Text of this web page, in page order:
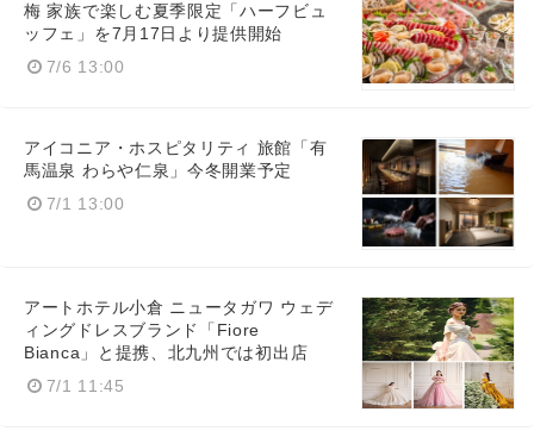
梅 家族で楽しむ夏季限定「ハーフビュ
ッフェ」を7月17日より提供開始
7/6 13:00
アイコニア・ホスピタリティ 旅館「有
馬温泉 わらや仁泉」今冬開業予定
7/1 13:00
アートホテル小倉 ニュータガワ ウェデ
ィングドレスブランド「Fiore
Bianca」と提携、北九州では初出店
7/1 11:45